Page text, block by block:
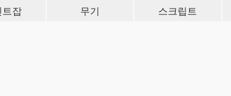
잡 무기 스크립트